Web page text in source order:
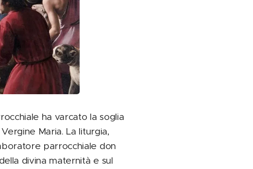
ha varcato la soglia
Maria. La liturgia,
parrocchiale don
divina maternità e sul